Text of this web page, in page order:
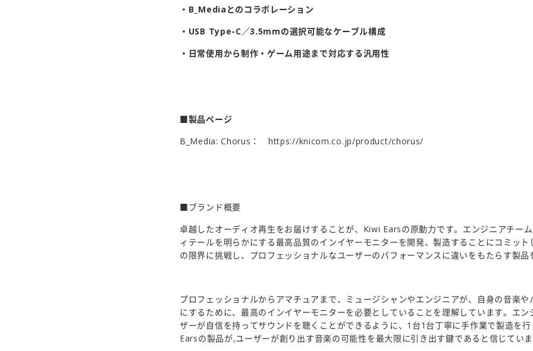
・B_Mediaとのコラボレーション
・USB Type-C／3.5mmの選択可能なケーブル構成
・日常使用から制作・ゲーム用途まで対応する汎用性
■製品ページ
B_Media: Chorus： https://knicom.co.jp/product/chorus/
■ブランド概要
卓越したオーディオ再生をお届けすることが、Kiwi Earsの原動力です。エンジニアチー
ィテールを明らかにする最高品質のインイヤーモニターを開発、製造することにコミッ
の限界に挑戦し、プロフェッショナルなユーザーのパフォーマンスに違いをもたらす製品
プロフェッショナルからアマチュアまで、ミュージシャンやエンジニアが、自身の音楽や
にするために、最高のインイヤーモニターを必要としていることを理解しています。エン
ザーが自信を持ってサウンドを聴くことができるように、1台1台丁寧に手作業で製造を
Earsの製品が,ユーザーが創り出す音楽の可能性を最大限に引き出す鍵であると信じていま